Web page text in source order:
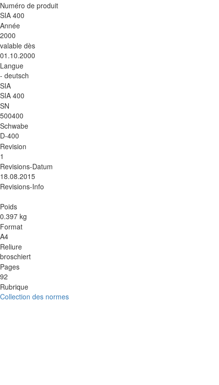
Numéro de produit
SIA 400
Année
2000
valable dès
01.10.2000
Langue
- deutsch
SIA
SIA 400
SN
500400
Schwabe
D-400
Revision
1
Revisions-Datum
18.08.2015
Revisions-Info
Poids
0.397 kg
Format
A4
Reliure
broschiert
Pages
92
Rubrique
Collection des normes